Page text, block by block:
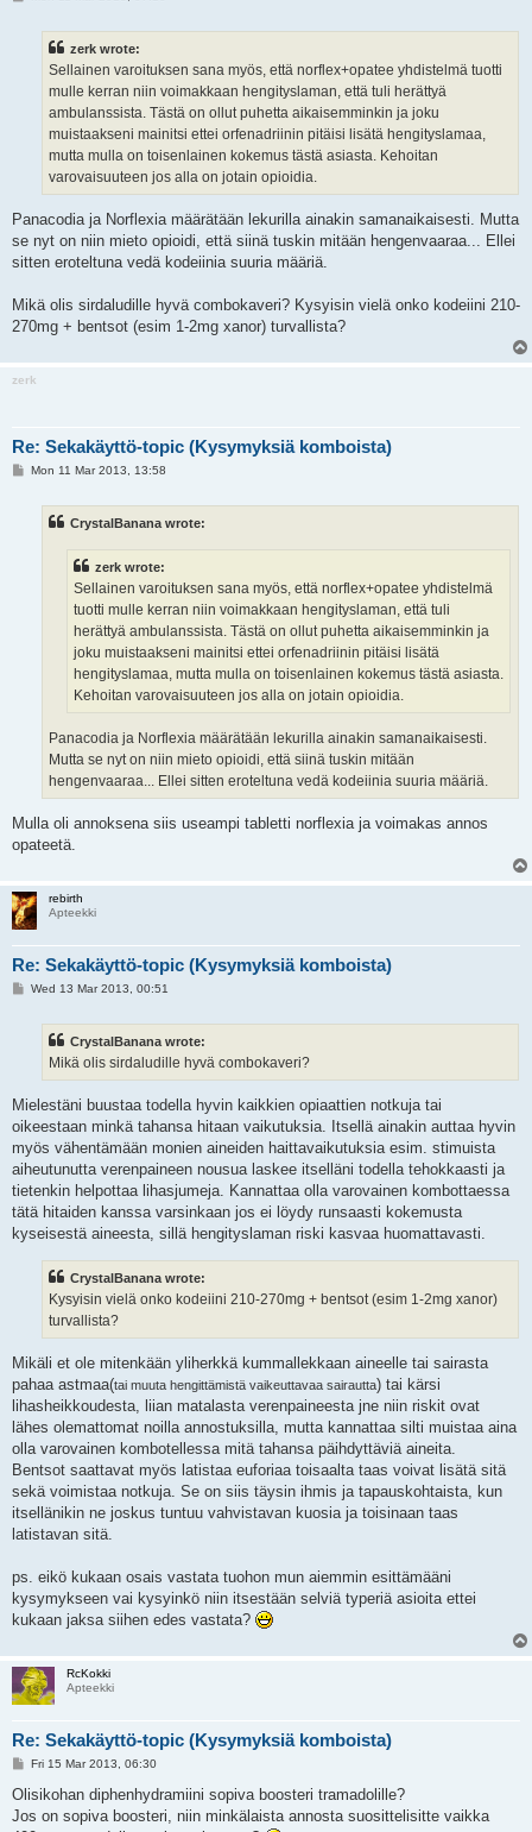
zerk wrote:
Sellainen varoituksen sana myös, että norflex+opatee yhdistelmä tuotti
mulle kerran niin voimakkaan hengityslaman, että tuli herättyä
ambulanssista. Tästä on ollut puhetta aikaisemminkin ja joku
muistaakseni mainitsi ettei orfenadriinin pitäisi lisätä hengityslamaa,
mutta mulla on toisenlainen kokemus tästä asiasta. Kehoitan
varovaisuuteen jos alla on jotain opioidia.
Panacodia ja Norflexia määrätään lekurilla ainakin samanaikaisesti. Mutta
se nyt on niin mieto opioidi, että siinä tuskin mitään hengenvaaraa... Ellei
sitten eroteltuna vedä kodeiinia suuria määriä.
Mikä olis sirdaludille hyvä combokaveri? Kysyisin vielä onko kodeiini 210-
270mg + bentsot (esim 1-2mg xanor) turvallista?
zerk
Re: Sekakäyttö-topic (Kysymyksiä komboista)
PMon 11 Mar 2013, 13:58
CrystalBanana wrote:
zerk wrote:
Sellainen varoituksen sana myös, että norflex+opatee yhdistelmä
tuotti mulle kerran niin voimakkaan hengityslaman, että tuli
herättyä ambulanssista. Tästä on ollut puhetta aikaisemminkin ja
joku muistaakseni mainitsi ettei orfenadriinin pitäisi lisätä
hengityslamaa, mutta mulla on toisenlainen kokemus tästä asiasta.
Kehoitan varovaisuuteen jos alla on jotain opioidia.
Panacodia ja Norflexia määrätään lekurilla ainakin samanaikaisesti.
Mutta se nyt on niin mieto opioidi, että siinä tuskin mitään
hengenvaaraa... Ellei sitten eroteltuna vedä kodeiinia suuria määriä.
Mulla oli annoksena siis useampi tabletti norflexia ja voimakas annos
opateetä.
rebirth
Apteekki
Re: Sekakäyttö-topic (Kysymyksiä komboista)
PWed 13 Mar 2013, 00:51
CrystalBanana wrote:
Mikä olis sirdaludille hyvä combokaveri?
Mielestäni buustaa todella hyvin kaikkien opiaattien notkuja tai
oikeestaan minkä tahansa hitaan vaikutuksia. Itsellä ainakin auttaa hyvin
myös vähentämään monien aineiden haittavaikutuksia esim. stimuista
aiheutunutta verenpaineen nousua laskee itselläni todella tehokkaasti ja
tietenkin helpottaa lihasjumeja. Kannattaa olla varovainen kombottaessa
tätä hitaiden kanssa varsinkaan jos ei löydy runsaasti kokemusta
kyseisestä aineesta, sillä hengityslaman riski kasvaa huomattavasti.
CrystalBanana wrote:
Kysyisin vielä onko kodeiini 210-270mg + bentsot (esim 1-2mg xanor)
turvallista?
Mikäli et ole mitenkään yliherkkä kummallekkaan aineelle tai sairasta
pahaa astmaa(tai muuta hengittämistä vaikeuttavaa sairautta) tai kärsi
lihasheikkoudesta, liian matalasta verenpaineesta jne niin riskit ovat
lähes olemattomat noilla annostuksilla, mutta kannattaa silti muistaa aina
olla varovainen kombotellessa mitä tahansa päihdyttäviä aineita.
Bentsot saattavat myös latistaa euforiaa toisaalta taas voivat lisätä sitä
sekä voimistaa notkuja. Se on siis täysin ihmis ja tapauskohtaista, kun
itsellänikin ne joskus tuntuu vahvistavan kuosia ja toisinaan taas
latistavan sitä.
ps. eikö kukaan osais vastata tuohon mun aiemmin esittämääni
kysymykseen vai kysyinkö niin itsestään selviä typeriä asioita ettei
kukaan jaksa siihen edes vastata?
RcKokki
Apteekki
Re: Sekakäyttö-topic (Kysymyksiä komboista)
P
s
Fri 15 Mar 2013, 06:30
Olisikohan diphenhydramiini sopiva boosteri tramadolille?
Jos on sopiva boosteri, niin minkälaista annosta suosittelisitte vaikka